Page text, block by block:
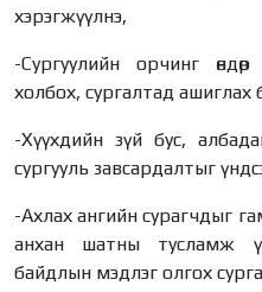
хэрэгжүүлнэ,
-Сургуулийн орчинг
холбох, сургалтад
-Хүүхдийн зүй бус, албадан
сургууль завсардалтыг
-Ахлах ангийн сурагчдыг
анхан шатны тусламж
байдлын мэдлэг олгох